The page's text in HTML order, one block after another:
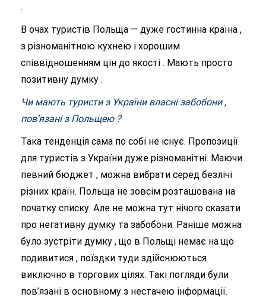
.
В очах туристів Польща — дуже гостинна країна ,
з різноманітною кухнею і хорошим
співвідношенням цін до якості . Мають просто
позитивну думку .
Чи мають туристи з України власні забобони ,
пов’язані з Польщею ?
Така тенденція сама по собі не існує. Пропозиції
для туристів з України дуже різноманітні. Маючи
певний бюджет , можна вибрати серед безлічі
різних країн. Польща не зовсім розташована на
початку списку. Але не можна тут нічого сказати
про негативну думку та забобони. Раніше можна
було зустріти думку , що в Польщі немає на що
подивитися , поїздки туди здійснюються
виключно в торгових цілях. Такі погляди були
пов’язані в основному з нестачею інформації.